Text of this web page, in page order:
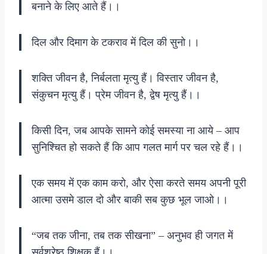
बनाने के लिए आते हैं।।
दिल और दिमाग के टकराव में दिल की सुनो।।
शक्ति जीवन है, निर्बलता मृत्यु हैं। विस्तार जीवन है,
संकुचन मृत्यु हैं। प्रेम जीवन है, द्वेष मृत्यु हैं।।
किसी दिन, जब आपके सामने कोई समस्या ना आये – आप
सुनिश्चित हो सकते हैं कि आप गलत मार्ग पर चल रहे हैं।।
एक समय में एक काम करो, और ऐसा करते समय अपनी पूरी
आत्मा उसमे डाल दो और बाकी सब कुछ भूल जाओ।।
“जब तक जीना, तब तक सीखना” – अनुभव ही जगत में